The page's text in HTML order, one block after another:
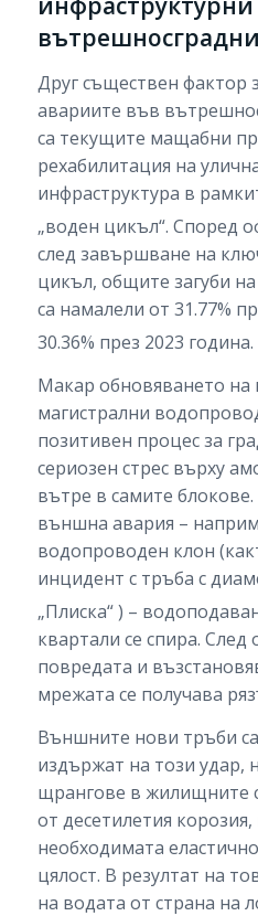
Друг съществен фактор
авариите във
са текущите мащабни
рехабилитация на
инфраструктура в
„воден цикъл“. Според
след завършване на
цикъл, общите загуби
са намалели от 31.77%
30.36% през 2023 година.
Макар обновяването
магистрални
позитивен процес за
сериозен стрес върху
вътре в самите
външна авария –
водопроводен клон
инцидент с тръба с
„Плиска“) –
квартали се спира. След
повредата и
мрежата се получава
Външните нови тръби
издържат на този удар,
щрангове в жилищните
от десетилетия
необходимата
цялост. В резултат на
на водата от страна на